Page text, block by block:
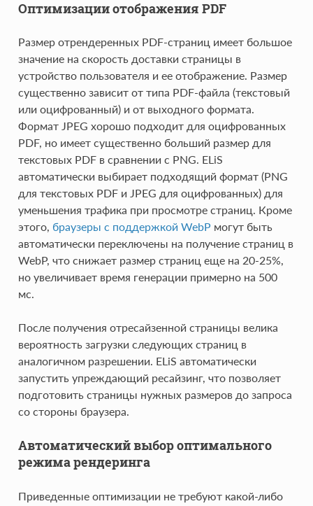
Оптимизации отображения PDF
Размер отрендеренных PDF-страниц имеет большое
значение на скорость доставки страницы в
устройство пользователя и ее отображение. Размер
существенно зависит от типа PDF-файла (текстовый
или оцифрованный) и от выходного формата.
Формат JPEG хорошо подходит для оцифрованных
PDF, но имеет существенно больший размер для
текстовых PDF в сравнении с PNG. ELiS
автоматически выбирает подходящий формат (PNG
для текстовых PDF и JPEG для оцифрованных) для
уменьшения трафика при просмотре страниц. Кроме
этого, браузеры с поддержкой WebP могут быть
автоматически переключены на получение страниц в
WebP, что снижает размер страниц еще на 20-25%,
но увеличивает время генерации примерно на 500
мс.
После получения отресайзенной страницы велика
вероятность загрузки следующих страниц в
аналогичном разрешении. ELiS автоматически
запустить упреждающий ресайзинг, что позволяет
подготовить страницы нужных размеров до запроса
со стороны браузера.
Автоматический выбор оптимального
режима рендеринга
Приведенные оптимизации не требуют какой-либо